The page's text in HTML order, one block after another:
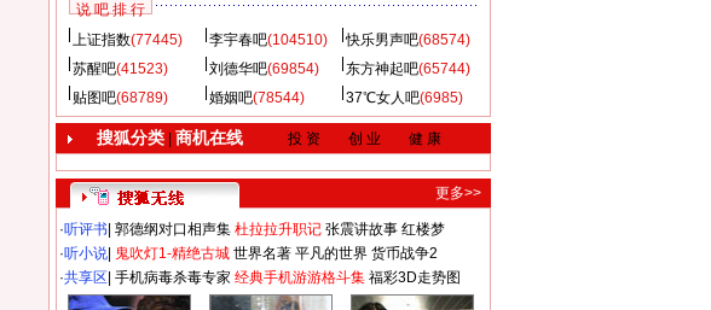
说 吧 排 行
上证指数(77445) 李宇春吧(104510) 快乐男声吧(68574)
苏醒吧(41523) 刘德华吧(69854) 东方神起吧(65744)
贴图吧(68789) 婚姻吧(78544) 37℃女人吧(6985)
搜狐分类| 商机在线 投 资 创 业 健 康
更多>>
·听评书 郭德纲对口相声集 杜拉拉升职记 张震讲故事 红楼梦
·听小说 鬼吹灯1-精绝古城 世界名著 平凡的世界 货币战争2
·共享区 手机病毒杀毒专家 经典手机游游格斗集 福彩3D走势图